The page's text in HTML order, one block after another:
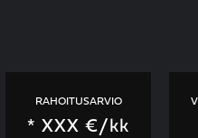
RAHOITUSARVIO
*XXX €/kk